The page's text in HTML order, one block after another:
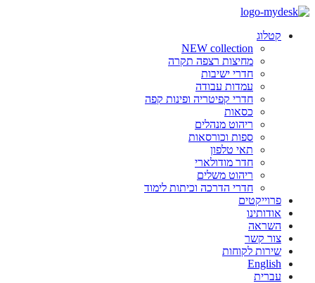
קטלוג
NEW collection
מחיצות רצפה תקרה
חדרי ישיבות
עמדות עבודה
חדרי קפיטריה ופינות קפה
כסאות
ריהוט מנהלים
ספות וכורסאות
תאי טלפון
חדר מודולארי
ריהוט משלים
חדרי הדרכה וכיתות לימוד
פרוייקטים
אודותינו
השראה
צור קשר
שירות לקוחות
English
עברית